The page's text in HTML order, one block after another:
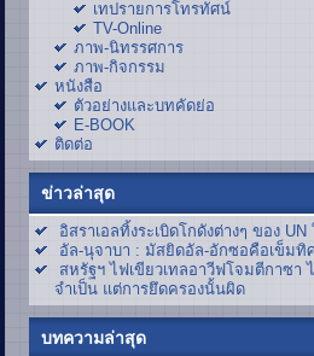
เทปรายการโทรทัศน์
TV-Online
ภาพ-นิทรรศการ
ภาพ-กิจกรรม
หนังสือ
ตัวอย่างและบทคัดย่อ
E-BOOK
ติดต่อ
ข่าวล่าสุด
อิสราเอลทิ้งระเบิดโกดังต่างๆ ของ
อัล-นุจาบา : มัสยิดอัล-อักซอคือเข็มทิ
สหรัฐฯ ไฟเขียวเทลอาวีฟโจมตีกาซา
จำเป็น แต่การยึดครองนั้นผิด
บทความล่าสุด